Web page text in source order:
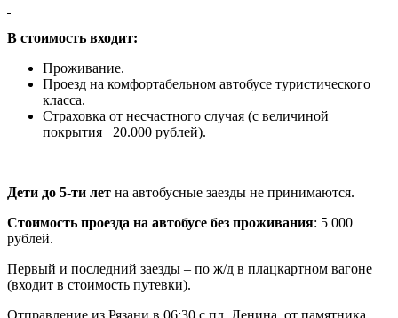
В стоимость входит:
Проживание.
Проезд на комфортабельном автобусе туристического
класса.
Страховка от несчастного случая (с величиной
покрытия 20.000 рублей).
Дети до 5-ти лет на автобусные заезды не принимаются.
Стоимость проезда на автобусе без проживания: 5 000
рублей.
Первый и последний заезды – по ж/д в плацкартном вагоне
(входит в стоимость путевки).